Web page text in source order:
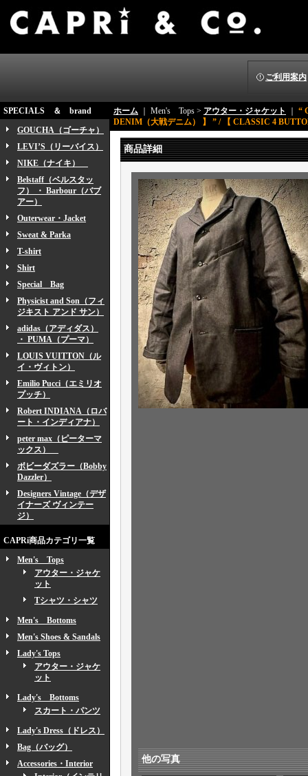
ご利用案内
SPECIALS ＆ brand
GOUCHA（ゴーチャ）
LEVI’S（リーバイス）
NIKE（ナイキ）
Belstaff（ベルスタッ
フ） ・ Barbour（バブ
アー）
Outerwear・Jacket
Sweat & Parka
T-shirt
Shirt
Special Bag
Physicist and Son（フィ
ジキスト アンド サン）
adidas（アディダス）
・ PUMA（プーマ）
LOUIS VUITTON（ル
イ・ヴィトン）
Emilio Pucci（エミリオ
プッチ）
Robert INDIANA（ロバ
ート・インディアナ）
peter max（ピーターマ
ックス）
ボビーダズラー（Bobby
Dazzler）
Designers Vintage（デザ
イナーズ ヴィンテー
ジ）
CAPRi商品カテゴリ一覧
Men's Tops
アウター・ジャケ
ット
Tシャツ・シャツ
Men's Bottoms
Men's Shoes & Sandals
Lady's Tops
アウター・ジャケ
ット
Lady's Bottoms
スカート・パンツ
Lady's Dress（ドレス）
Bag（バッグ）
Accessories・Interior
ホーム ｜ Men's Tops > アウター・ジャケット
“
DENIM（大戦デニム） 】 ” / 【 CLASSIC 4
商品詳細
他の写真